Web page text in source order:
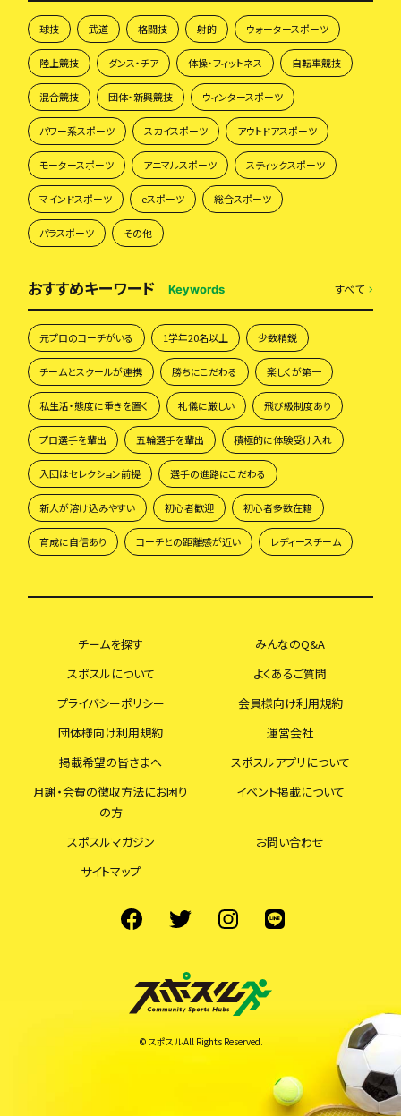
球技 武道 格闘技 射的 ウォータースポーツ
陸上競技 ダンス・チア 体操・フィットネス 自転車競技
混合競技 団体・新興競技 ウィンタースポーツ
パワー系スポーツ スカイスポーツ アウトドアスポーツ
モータースポーツ アニマルスポーツ スティックスポーツ
マインドスポーツ eスポーツ 総合スポーツ
パラスポーツ その他
おすすめキーワード Keywords すべて
元プロのコーチがいる 1学年20名以上 少数精鋭
チームとスクールが連携 勝ちにこだわる 楽しくが第一
私生活・態度に重きを置く 礼儀に厳しい 飛び級制度あり
プロ選手を輩出 五輪選手を輩出 積極的に体験受け入れ
入団はセレクション前提 選手の進路にこだわる
新人が溶け込みやすい 初心者歓迎 初心者多数在籍
育成に自信あり コーチとの距離感が近い レディースチーム
© スポスル All Rights Reserved.
チームを探す
みんなのQ&A
スポスルについて
よくあるご質問
プライバシーポリシー
会員様向け利用規約
団体様向け利用規約
運営会社
掲載希望の皆さまへ
スポスルアプリについて
月謝・会費の徴収方法にお困り
の方
イベント掲載について
スポスルマガジン
お問い合わせ
サイトマップ